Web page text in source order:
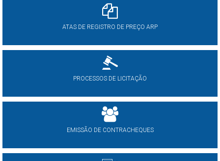
ATAS DE REGISTRO DE PREÇO ARP
PROCESSOS DE LICITAÇÃO
EMISSÃO DE CONTRACHEQUES